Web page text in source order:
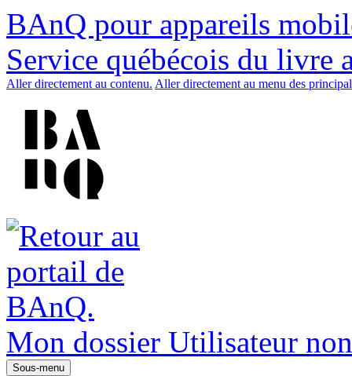
BAnQ pour appareils
Service québécois du livre
Aller directement au contenu. Aller directement au menu des
Mon dossier Utilisateur
Sous-menu